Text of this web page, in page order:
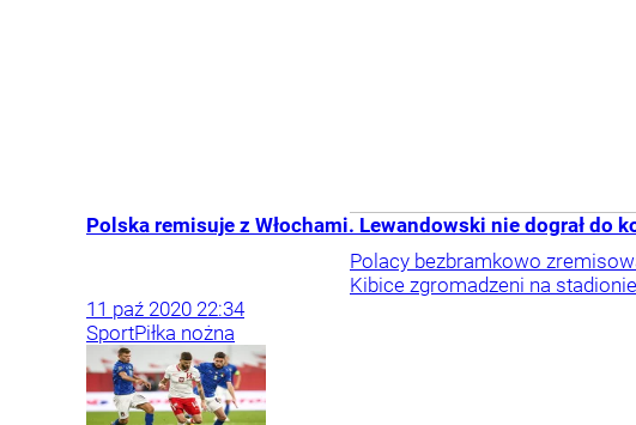
Polska remisuje z Włochami. Lewandowski nie dograł do
Polacy bezbramkowo
Kibice zgromadzeni na
11 paź 2020 22:34
SportPiłka nożna